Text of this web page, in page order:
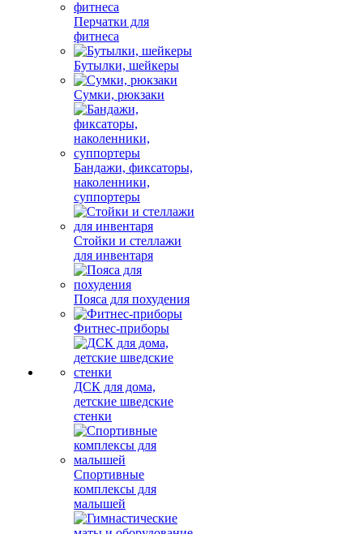
Перчатки для
фитнеса
Бутылки, шейкеры
Сумки, рюкзаки
Бандажи, фиксаторы,
наколенники,
суппортеры
Стойки и стеллажи
для инвентаря
Пояса для похудения
Фитнес-приборы
ДСК для дома,
детские шведские
стенки
Спортивные
комплексы для
малышей